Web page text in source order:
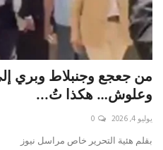
علوم وتكنولوجيا
رياضة
فيديو
حياة
من جعجع وجنبلاط وبري
وعلوش… هكذا تُ...
يوليو 4, 2026 0
بقلم ه‍ئية التحرير خاص مراسل نيوز